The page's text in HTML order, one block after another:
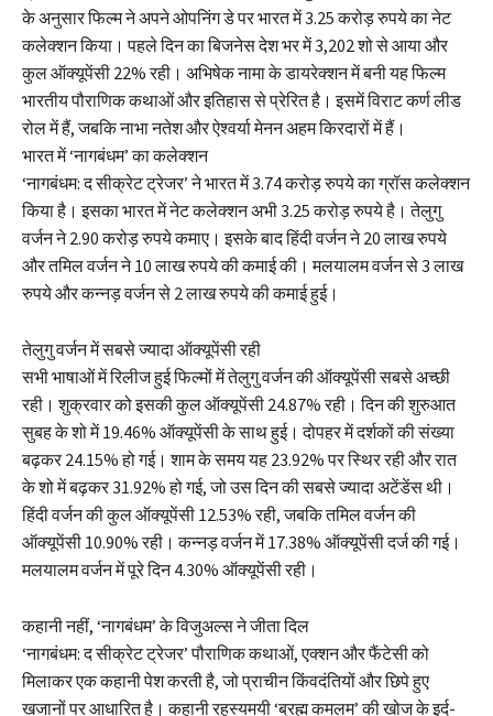
के अनुसार फिल्म ने अपने ओपनिंग डे पर भारत में 3.25 करोड़ रुपये का नेट
कलेक्शन किया। पहले दिन का बिजनेस देश भर में 3,202 शो से आया और
कुल ऑक्यूपेंसी 22% रही। अभिषेक नामा के डायरेक्शन में बनी यह फिल्म
भारतीय पौराणिक कथाओं और इतिहास से प्रेरित है। इसमें विराट कर्ण लीड
रोल में हैं, जबकि नाभा नतेश और ऐश्वर्या मेनन अहम किरदारों में हैं।
भारत में ‘नागबंधम’ का कलेक्शन
‘नागबंधम: द सीक्रेट ट्रेजर’ ने भारत में 3.74 करोड़ रुपये का ग्रॉस कलेक्शन
किया है। इसका भारत में नेट कलेक्शन अभी 3.25 करोड़ रुपये है। तेलुगु
वर्जन ने 2.90 करोड़ रुपये कमाए। इसके बाद हिंदी वर्जन ने 20 लाख रुपये
और तमिल वर्जन ने 10 लाख रुपये की कमाई की। मलयालम वर्जन से 3 लाख
रुपये और कन्नड़ वर्जन से 2 लाख रुपये की कमाई हुई।
तेलुगु वर्जन में सबसे ज्यादा ऑक्यूपेंसी रही
सभी भाषाओं में रिलीज हुई फिल्मों में तेलुगु वर्जन की ऑक्यूपेंसी सबसे अच्छी
रही। शुक्रवार को इसकी कुल ऑक्यूपेंसी 24.87% रही। दिन की शुरुआत
सुबह के शो में 19.46% ऑक्यूपेंसी के साथ हुई। दोपहर में दर्शकों की संख्या
बढ़कर 24.15% हो गई। शाम के समय यह 23.92% पर स्थिर रही और रात
के शो में बढ़कर 31.92% हो गई, जो उस दिन की सबसे ज्यादा अटेंडेंस थी।
हिंदी वर्जन की कुल ऑक्यूपेंसी 12.53% रही, जबकि तमिल वर्जन की
ऑक्यूपेंसी 10.90% रही। कन्नड़ वर्जन में 17.38% ऑक्यूपेंसी दर्ज की गई।
मलयालम वर्जन में पूरे दिन 4.30% ऑक्यूपेंसी रही।
कहानी नहीं, ‘नागबंधम’ के विजुअल्स ने जीता दिल
‘नागबंधम: द सीक्रेट ट्रेजर’ पौराणिक कथाओं, एक्शन और फैंटेसी को
मिलाकर एक कहानी पेश करती है, जो प्राचीन किंवदंतियों और छिपे हुए
खजानों पर आधारित है। कहानी रहस्यमयी ‘ब्रह्म कमलम’ की खोज के इर्द-